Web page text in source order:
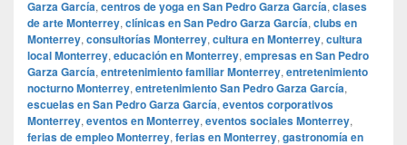
Garza García, centros de yoga en San Pedro Garza García, clases
de arte Monterrey, clínicas en San Pedro Garza García, clubs en
Monterrey, consultorías Monterrey, cultura en Monterrey, cultura
local Monterrey, educación en Monterrey, empresas en San Pedro
Garza García, entretenimiento familiar Monterrey, entretenimiento
nocturno Monterrey, entretenimiento San Pedro Garza García,
escuelas en San Pedro Garza García, eventos corporativos
Monterrey, eventos en Monterrey, eventos sociales Monterrey,
ferias de empleo Monterrey, ferias en Monterrey, gastronomía en